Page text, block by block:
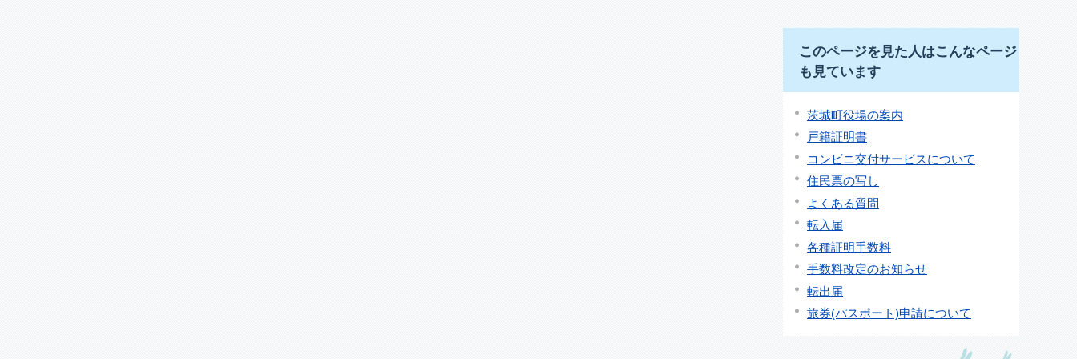
このページを見た人はこんなページ
も見ています
茨城町役場の案内
戸籍証明書
コンビニ交付サービスについて
住民票の写し
よくある質問
転入届
各種証明手数料
手数料改定のお知らせ
転出届
旅券(パスポート)申請について